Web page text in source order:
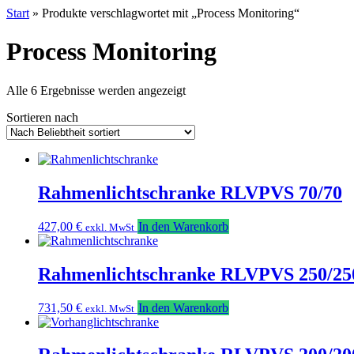
Start » Produkte verschlagwortet mit „Process Monitoring“
Process Monitoring
Alle 6 Ergebnisse werden angezeigtNach
Sortieren nach
Rahmenlichtschranke RLVPVS 70/70
427,00 € exkl. MwSt In den Warenkorb
Rahmenlichtschranke RLVPVS 250/
731,50 € exkl. MwSt In den Warenkorb